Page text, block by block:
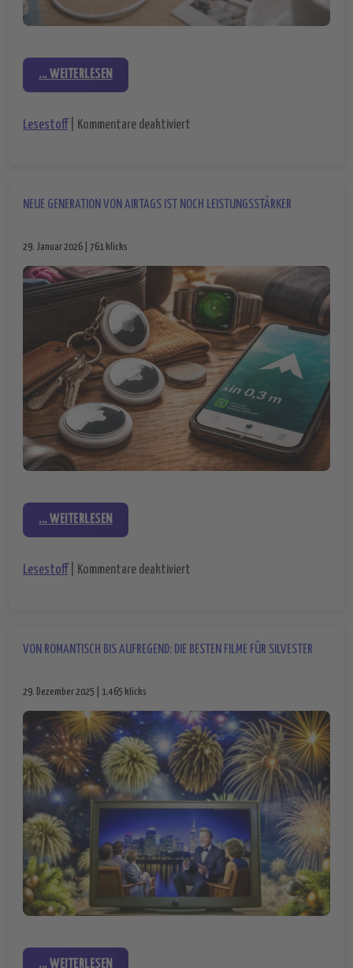
... WEITERLESEN
Lesestoff Kommentare deaktiviert
NEUE GENERATION VON AIRTAGS IST NOCH LEISTUNGSSTÄRKER
29. Januar 2026 | 761 klicks
... WEITERLESEN
Lesestoff Kommentare deaktiviert
VON ROMANTISCH BIS AUFREGEND: DIE BESTEN FILME FÜR SILVESTER
29. Dezember 2025 | 1.465 klicks
... WEITERLESEN